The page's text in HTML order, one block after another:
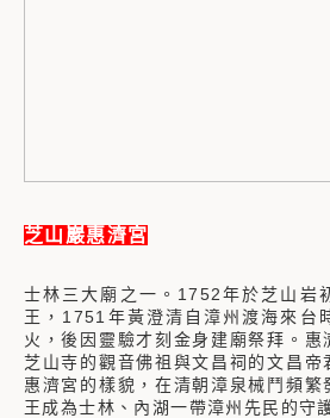
芝山巖惠濟宮
士林三大廟之一。1752年於芝山岩
王，1751年黃澄清自漳州渡海來台
火，後因靈驗才刻金身建廟祭拜。惠
芝山寺的觀音佛祖與文昌祠的文昌帝
惠濟宮的樣貌，在清朝漳泉械鬥頻繁
王成為士林、內湖一帶漳州先民的守